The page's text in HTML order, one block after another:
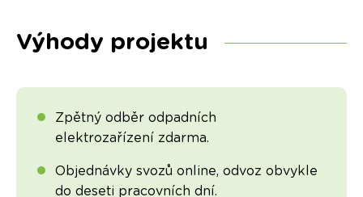
Výhody projektu
Zpětný odběr odpadních
elektrozařízení zdarma.
Objednávky svozů online, odvoz obvykle
do deseti pracovních dní.